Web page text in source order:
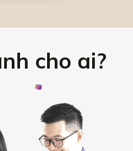
cho ai?